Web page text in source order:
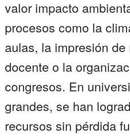
valor impacto
procesos como la
aulas, la impresión de
docente o la
congresos. En
grandes, se han
recursos sin pérdida